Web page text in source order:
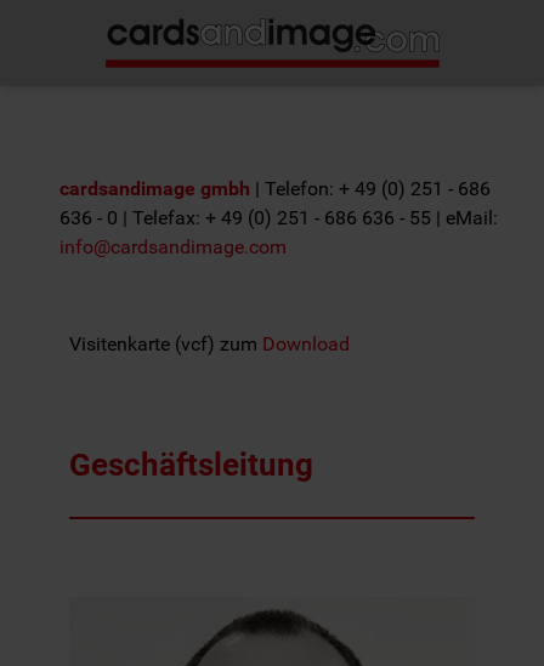
cardsandimage gmbh | Telefon: + 49 (0) 251 - 686
636 - 0 | Telefax: + 49 (0) 251 - 686 636 - 55 | eMail:
info@cardsandimage.com
Visitenkarte (vcf) zum Download
Geschäftsleitung